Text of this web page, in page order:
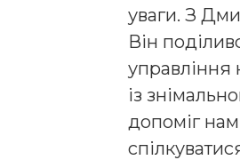
уваги. З
Він
із
допоміг